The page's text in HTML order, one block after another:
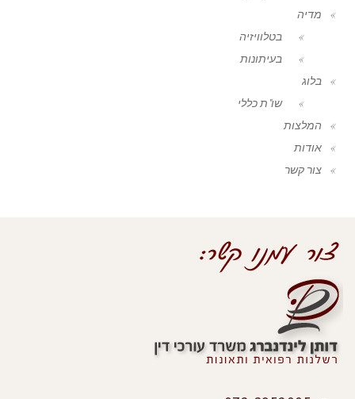
מדיה
בטלוויזיה
בעיתונות
בלוג
שו"ת כללי
המלצות
אודות
צור קשר